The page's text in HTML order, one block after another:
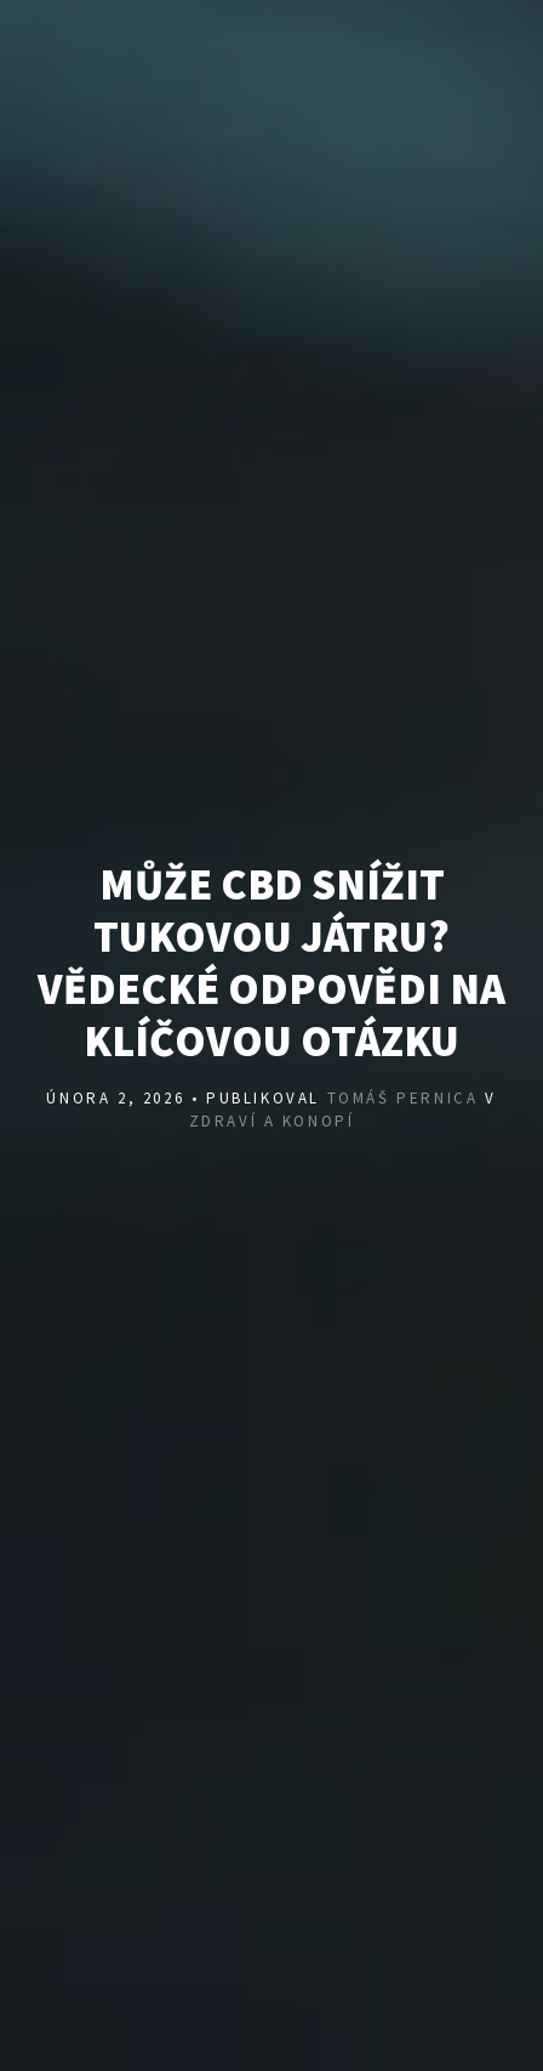
MŮŽE CBD SNÍŽIT
TUKOVOU JÁTRU?
VĚDECKÉ ODPOVĚDI NA
KLÍČOVOU OTÁZKU
ÚNORA 2, 2026 • PUBLIKOVAL TOMÁŠ PERNICA V
ZDRAVÍ A KONOPÍ